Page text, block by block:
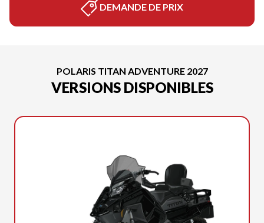
DEMANDE DE PRIX
POLARIS TITAN ADVENTURE 2027
VERSIONS DISPONIBLES